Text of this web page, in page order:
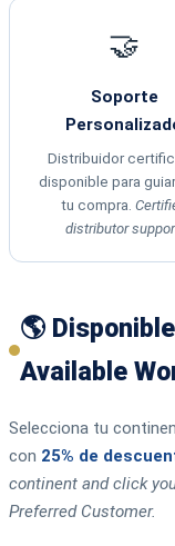
🤝
Soporte
Distribuidor
disponible para
tu compra.
distributor
🌎
Available
Selecciona tu
con 25% de
continent and click
Preferred Customer.